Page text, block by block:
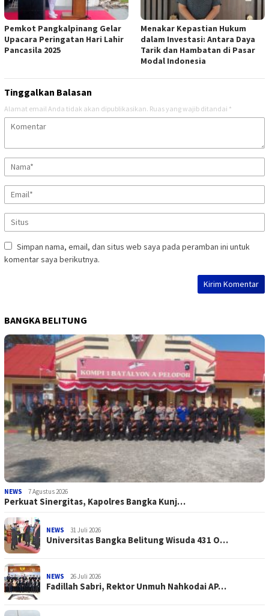
Pemkot Pangkalpinang Gelar
Upacara Peringatan Hari Lahir
Pancasila 2025
Menakar Kepastian Hukum
dalam Investasi: Antara Daya
Tarik dan Hambatan di Pasar
Modal Indonesia
Tinggalkan Balasan
Alamat email Anda tidak akan dipublikasikan. Ruas yang wajib ditandai *
Simpan nama, email, dan situs web saya pada peramban ini untuk
komentar saya berikutnya.
BANGKA BELITUNG
NEWS 7 Agustus 2026
Perkuat Sinergitas, Kapolres Bangka Kunj…
NEWS 31 Juli 2026
Universitas Bangka Belitung Wisuda 431 O…
NEWS 26 Juli 2026
Fadillah Sabri, Rektor Unmuh Nahkodai AP…